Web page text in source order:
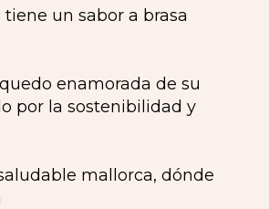
un sabor a brasa
enamorada de su
por la sostenibilidad y